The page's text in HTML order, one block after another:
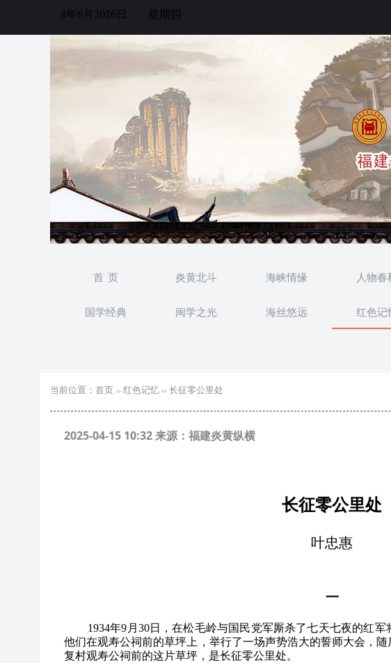
8年6月2026日 星期四
首 页 炎黄北斗 海峡情缘 人物春
国学经典 闽学之光 海丝悠远 红色记
当前位置： 首页 ›› 红色记忆 ›› 长征零公里处
2025-04-15 10:32 来源：福建炎黄纵横
长征零公里处
叶忠惠
一
1934年9月30日，在松毛岭与国民党军厮杀了七天七夜的红
他们在观寿公祠前的草坪上，举行了一场声势浩大的誓师大会，
复村观寿公祠前的这片草坪，是长征零公里处。